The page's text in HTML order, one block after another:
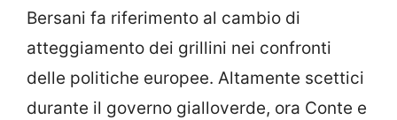
Bersani fa riferimento al cambio di
atteggiamento dei grillini nei confronti
delle politiche europee. Altamente scettici
durante il governo gialloverde, ora Conte e